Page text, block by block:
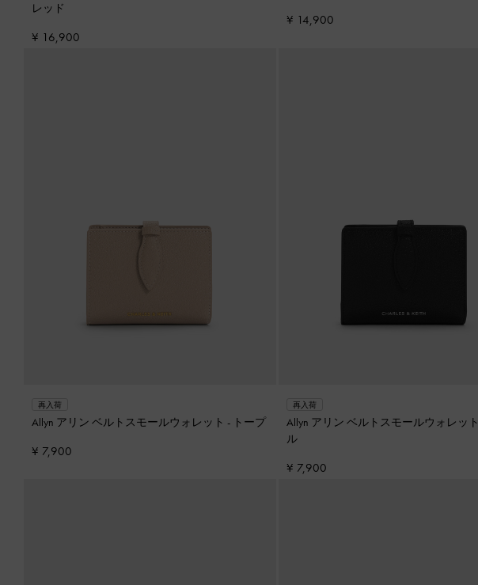
レッド
¥ 16,900
¥ 14,900
再入荷
Allyn アリン ベルトスモールウォレット - トープ
¥ 7,900
再入荷
Allyn アリン ベルトスモールウォレット
ル
¥ 7,900